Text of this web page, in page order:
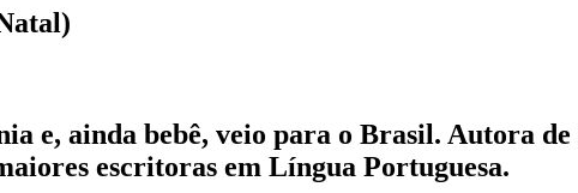
e, ainda bebê, veio para o Brasil. Autora
escritoras em Língua Portuguesa.